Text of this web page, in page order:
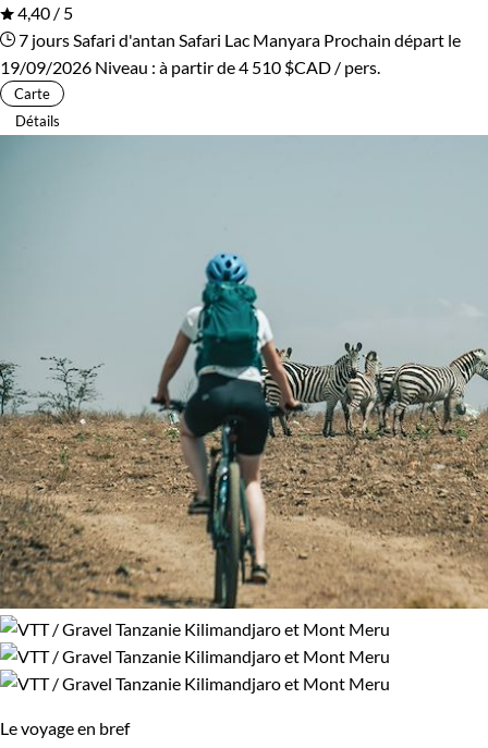
4,40 / 5
7 jours Safari d'antan Safari Lac Manyara Prochain départ le
19/09/2026 Niveau : à partir de4 510 $CAD / pers.
Carte
Détails
Le voyage en bref